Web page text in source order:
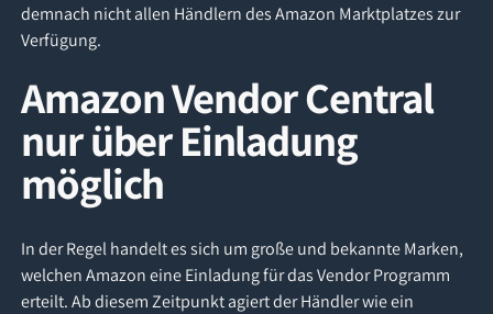
demnach nicht allen Händlern des Amazon Marktplatzes zur
Verfügung.
Amazon Vendor Central
nur über Einladung
möglich
In der Regel handelt es sich um große und bekannte Marken,
welchen Amazon eine Einladung für das Vendor Programm
erteilt. Ab diesem Zeitpunkt agiert der Händler wie ein